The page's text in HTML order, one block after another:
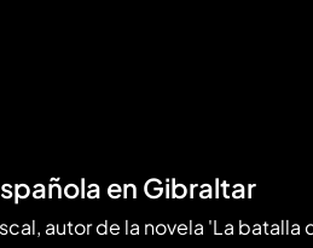
en Gibraltar
autor de la novela 'La